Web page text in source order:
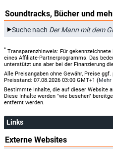
Soundtracks, Bücher und
Suche nach Der Mann mit dem
* Transparenzhinweis: Für
eines Affiliate-Partnerprogramms. Das
unterstützt uns aber bei der Finanzierung
Alle Preisangaben ohne Gewähr, Preise
Preisstand: 07.08.2026 03:00 GMT+1 (Mehr
Bestimmte Inhalte, die auf dieser Website
Diese Inhalte werden "wie besehen"
entfernt werden.
Links
Externe Websites